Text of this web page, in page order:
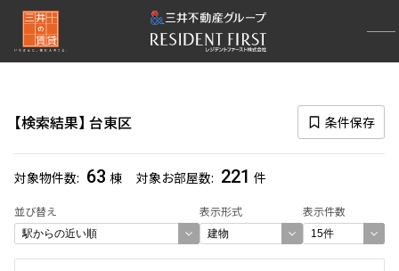
検索結果 台東区 条件保存
対象物件数 63 棟 対象お部屋数 221 件
並び替え 表示形式 表示件数
再検索ナビゲーション
選択中の区
台東区
(221)
選び方を変更する